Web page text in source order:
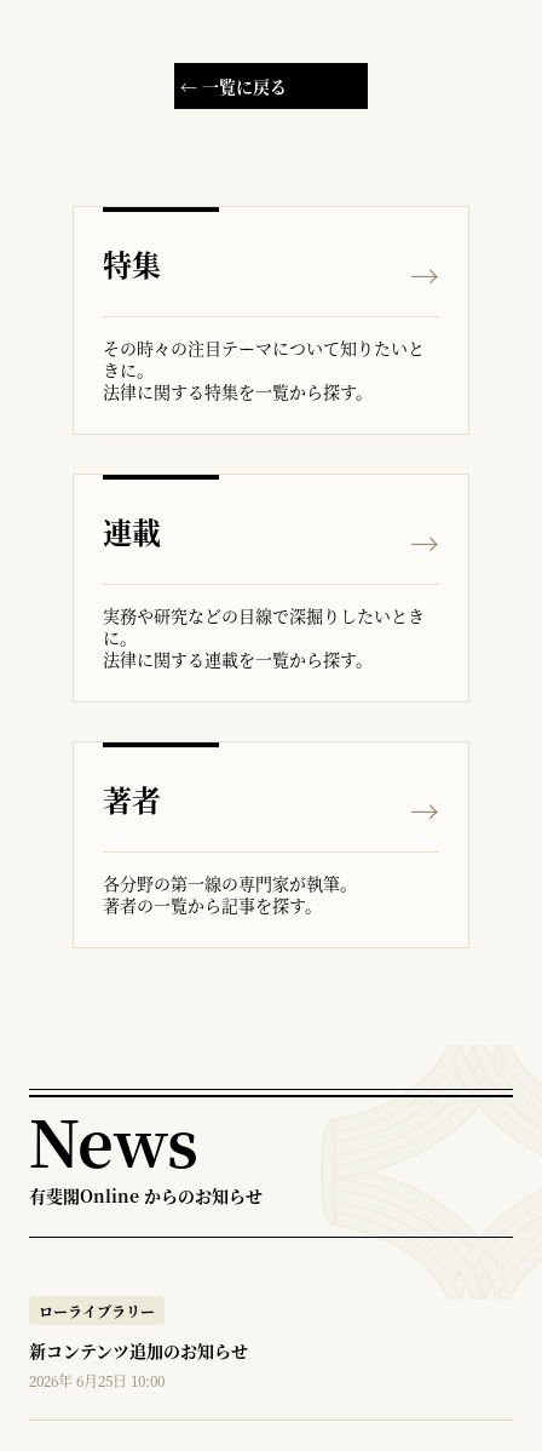
← 一覧に戻る
特集
その時々の注目テーマについて知りたいと
きに。
法律に関する特集を一覧から探す。
連載
実務や研究などの目線で深掘りしたいとき
に。
法律に関する連載を一覧から探す。
著者
各分野の第一線の専門家が執筆。
著者の一覧から記事を探す。
News
有斐閣Online からのお知らせ
ローライブラリー
新コンテンツ追加のお知らせ
2026年 6月25日 10:00